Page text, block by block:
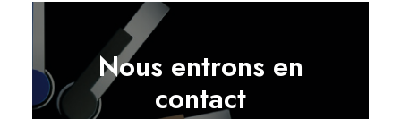
Nous entrons en
contact